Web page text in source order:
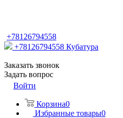
+78126794558
+78126794558 Кубатура
Заказать звонок
Задать вопрос
Войти
Корзина0
Избранные товары0